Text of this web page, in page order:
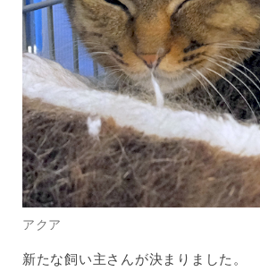
アクア
新たな飼い主さんが決まりました。